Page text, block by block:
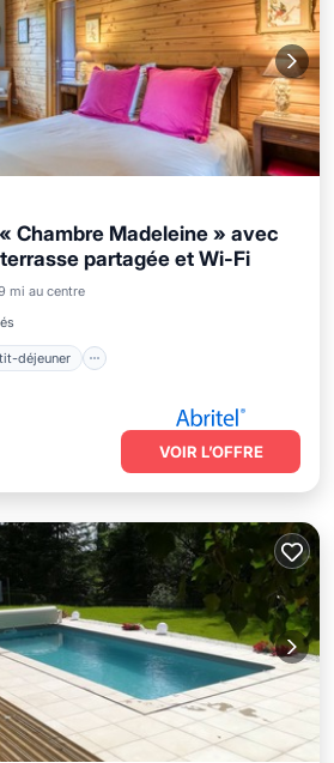
Chambre Madeleine » avec
partagée et Wi-Fi
mi au centre
déjeuner
Petit-déjeuner
Piscine
VOIR L’OFFRE